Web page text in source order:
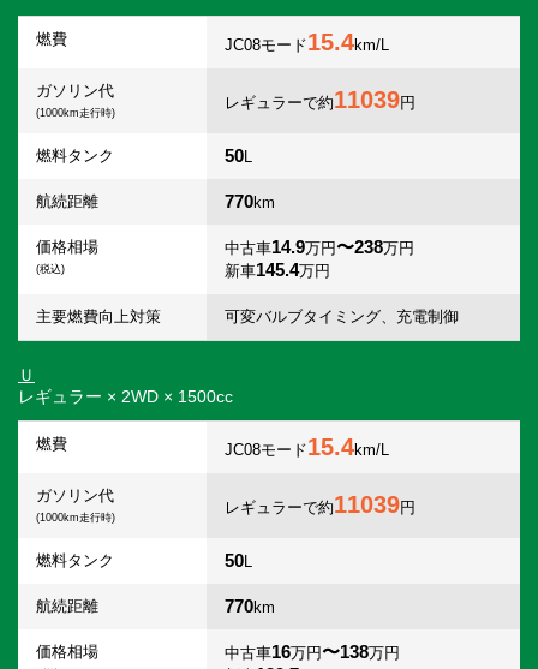
燃費 JC08モード15.4km/L
ガソリン代
(1000km走行時)
レギュラーで約11039円
燃料タンク 50L
航続距離 770km
価格相場
(税込)
中古車14.9万円〜238万円
新車145.4万円
主要燃費向上対策 可変バルブタイミング、充電制御
Ｕ
レギュラー × 2WD × 1500cc
燃費 JC08モード15.4km/L
ガソリン代
(1000km走行時)
レギュラーで約11039円
燃料タンク 50L
航続距離 770km
価格相場 中古車16万円〜138万円